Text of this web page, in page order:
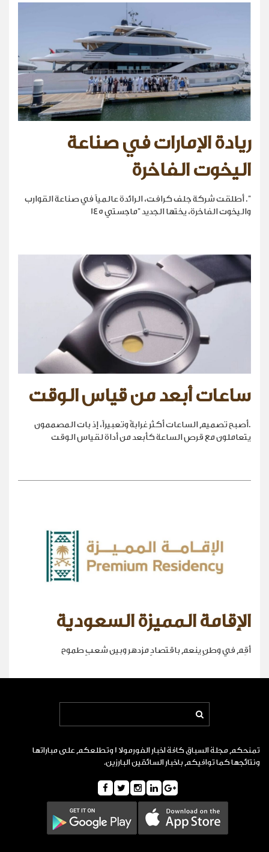
ريادة الإمارات في صناعة
اليخوت الفاخرة
". أطلقت شركة جلف كرافت، الرائدة عالمياً في صناعة القوارب
واليخوت الفاخرة، يختها الجديد "ماجستي 145
ساعات أبعد من قياس الوقت
.أصبح تصميم الساعات أكثر غرابةً وتعبيراً، إذ بات المصممون
يتعاملون مع قرص الساعة كأبعد من أداة لقياس الوقت
الإقامة المميزة السعودية
أقِم في وطنٍ ينعم باقتصادٍ مزدهر وبين شعبٍ طموح
تمنحكم مجلة السباق كافة اخبار الفورمولا 1 وتطلعكم على مباراتها
ونتائجها كما توافيكم باخبار السائقين البارزين.